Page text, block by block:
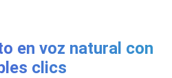
en voz natural con
clics